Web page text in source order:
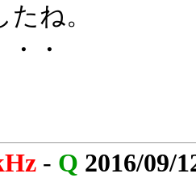
ね。
・
- Q 2016/09/